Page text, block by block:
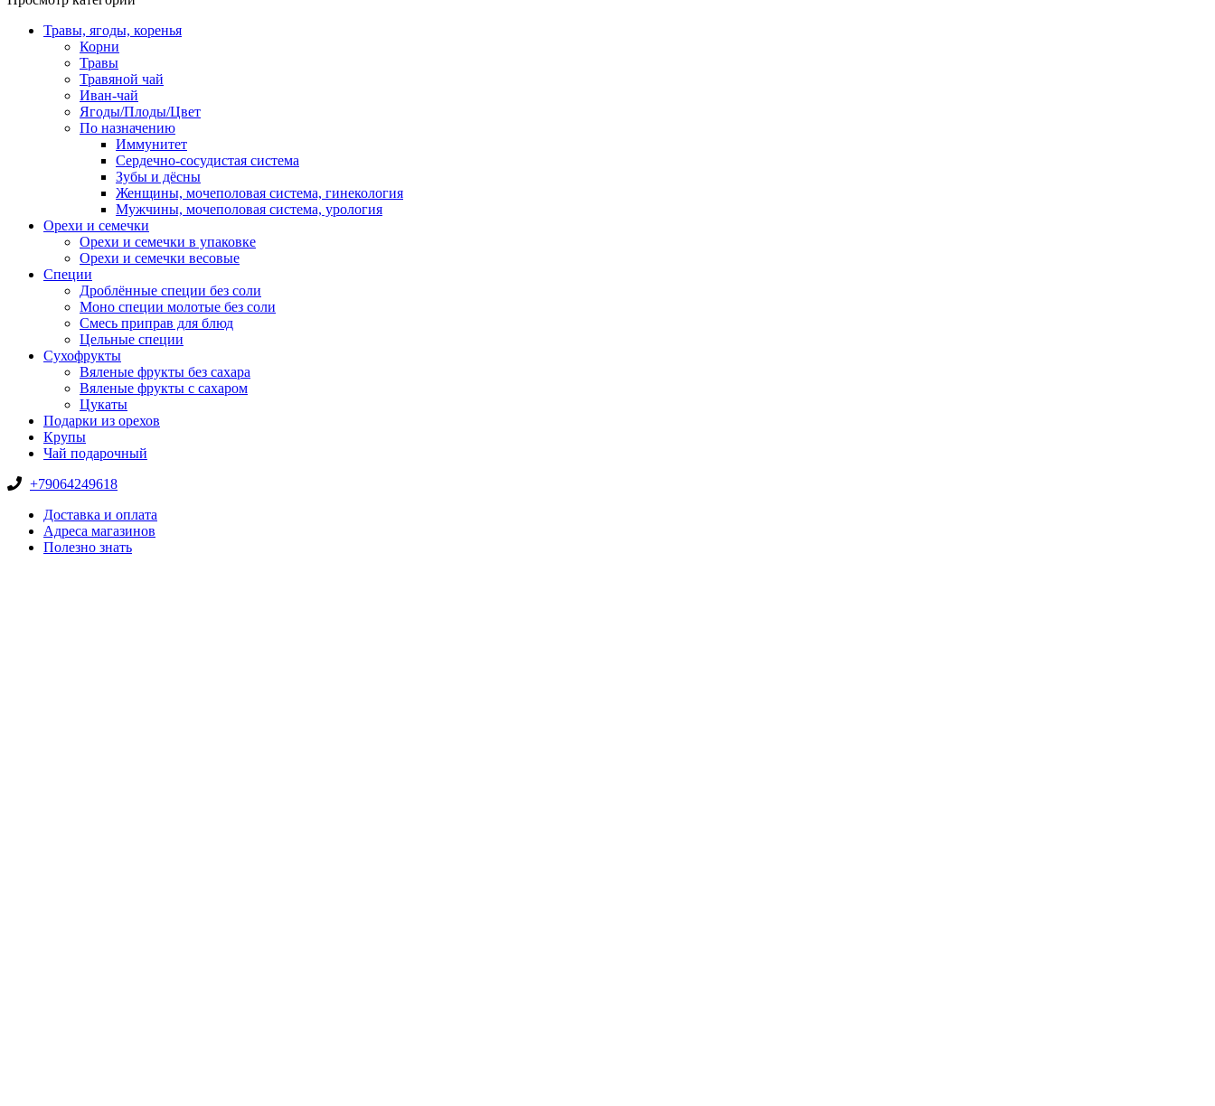
Травы, ягоды, коренья
Корни
Травы
Травяной чай
Иван-чай
Ягоды/Плоды/Цвет
По назначению
Иммунитет
Сердечно-сосудистая система
Зубы и дёсны
Женщины, мочеполовая система, гинекология
Мужчины, мочеполовая система, урология
Орехи и семечки
Орехи и семечки в упаковке
Орехи и семечки весовые
Специи
Дроблённые специи без соли
Моно специи молотые без соли
Смесь приправ для блюд
Цельные специи
Сухофрукты
Вяленые фрукты без сахара
Вяленые фрукты с сахаром
Цукаты
Подарки из орехов
Крупы
Чай подарочный
+79064249618
Доставка и оплата
Адреса магазинов
Полезно знать